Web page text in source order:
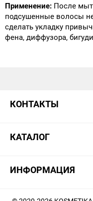
Применение: После
подсушенные волосы
сделать укладку
фена, диффузора,
КОНТАКТЫ
КАТАЛОГ
ИНФОРМАЦИЯ